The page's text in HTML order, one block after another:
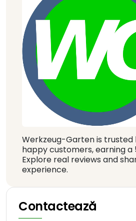
Werkzeug-Garten is trusted
happy customers, earning
Explore real reviews and
experience.
Contactează